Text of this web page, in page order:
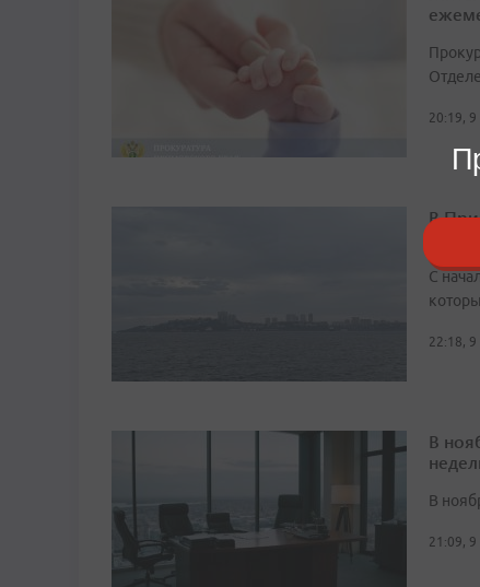
20:19, 9
В
С
22:18, 9
В
В
21:09, 9